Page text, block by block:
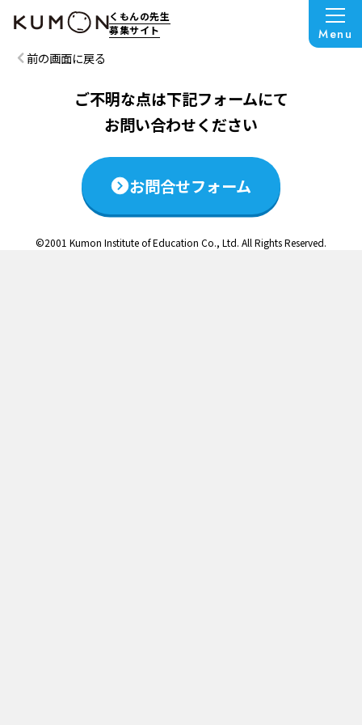
くもんの先生
募集サイト
Menu
この説明会は終了いたしました
前の画面に戻る
ご不明な点は下記フォームにて
お問い合わせください
お問合せフォーム
©2001 Kumon Institute of Education Co., Ltd. All Rights Reserved.